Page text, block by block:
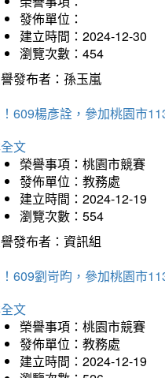
發佈單位：
建立時間：2024-12-30
瀏覽次數：454
發布者：孫玉嵐
609楊彥詮，參加桃園市
文
榮譽事項：桃園市競賽
發佈單位：教務處
建立時間：2024-12-19
瀏覽次數：554
發布者：資訊組
609劉岢昀，參加桃園市
文
榮譽事項：桃園市競賽
發佈單位：教務處
建立時間：2024-12-19